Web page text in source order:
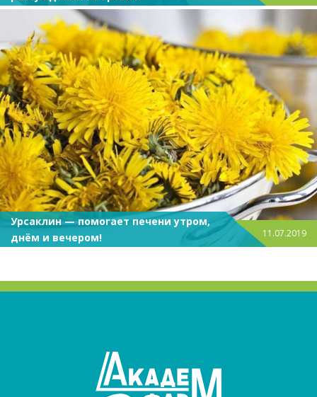
Урсаклин — помогает печени утром,
днём и вечером!
11.07.2019